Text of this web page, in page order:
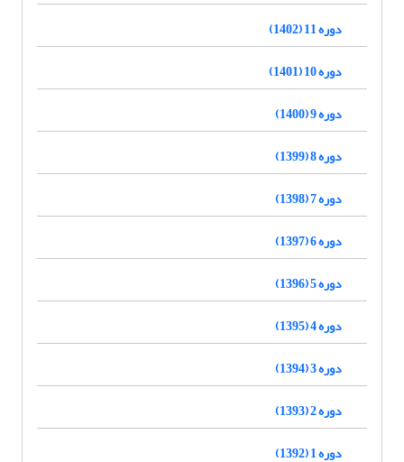
دوره 11 (1402)
دوره 10 (1401)
دوره 9 (1400)
دوره 8 (1399)
دوره 7 (1398)
دوره 6 (1397)
دوره 5 (1396)
دوره 4 (1395)
دوره 3 (1394)
دوره 2 (1393)
دوره 1 (1392)